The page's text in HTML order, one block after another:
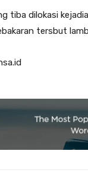
tiba dilokasi
tersbut